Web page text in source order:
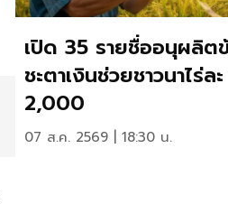
เปิด 35 รายชื่ออนุผลิต
ชะตาเงินช่วยชาวนาไร่
2,000
07 ส.ค. 2569 | 18:30 น.